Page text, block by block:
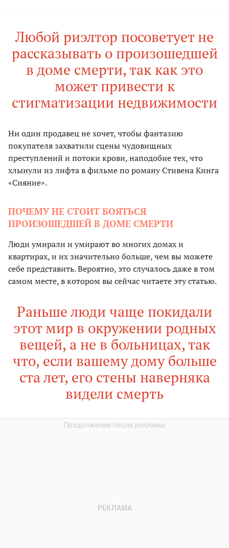
Любой риэлтор посоветует не
рассказывать о произошедшей
в доме смерти, так как это
может привести к
стигматизации недвижимости
Ни один продавец не хочет, чтобы фантазию
покупателя захватили сцены чудовищных
преступлений и потоки крови, наподобие тех, что
хлынули из лифта в фильме по роману Стивена Кинга
«Сияние».
ПОЧЕМУ НЕ СТОИТ БОЯТЬСЯ
ПРОИЗОШЕДШЕЙ В ДОМЕ СМЕРТИ
Люди умирали и умирают во многих домах и
квартирах, и их значительно больше, чем вы можете
себе представить. Вероятно, это случалось даже в том
самом месте, в котором вы сейчас читаете эту статью.
Раньше люди чаще покидали
этот мир в окружении родных
вещей, а не в больницах, так
что, если вашему дому больше
ста лет, его стены наверняка
видели смерть